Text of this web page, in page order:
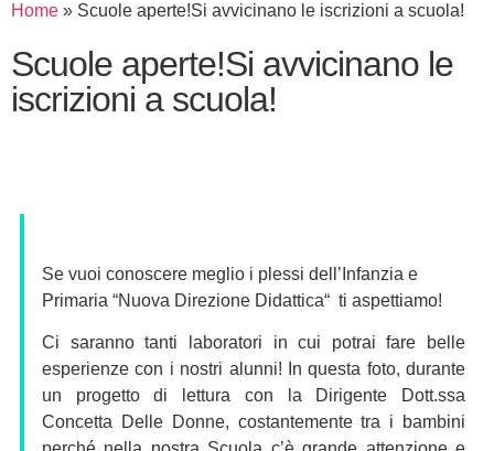
Home » Scuole aperte!Si avvicinano le iscrizioni a scuola!
Scuole aperte!Si avvicinano le
iscrizioni a scuola!
Se vuoi conoscere meglio i plessi dell’Infanzia e
Primaria “Nuova Direzione Didattica“ ti aspettiamo!
Ci saranno tanti laboratori in cui potrai fare belle
esperienze con i nostri alunni! In questa foto, durante
un progetto di lettura con la Dirigente Dott.ssa
Concetta Delle Donne, costantemente tra i bambini